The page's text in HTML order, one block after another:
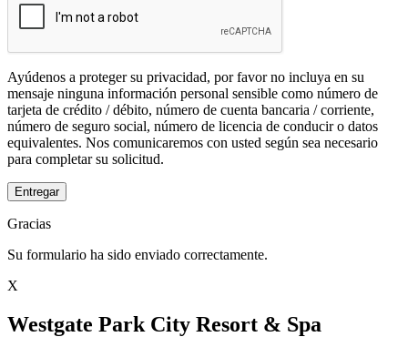
Ayúdenos a proteger su privacidad, por favor no incluya en su
mensaje ninguna información personal sensible como número de
tarjeta de crédito / débito, número de cuenta bancaria / corriente,
número de seguro social, número de licencia de conducir o datos
equivalentes. Nos comunicaremos con usted según sea necesario
para completar su solicitud.
Entregar
Gracias
Su formulario ha sido enviado correctamente.
X
Westgate Park City Resort & Spa